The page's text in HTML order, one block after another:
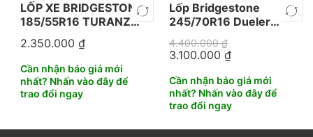
LỐP XE BRIDGESTONE
185/55R16 TURANZA
T06
2.350.000 ₫
Cần nhận báo giá mới
nhất? Nhấn vào đây để
trao đổi ngay
Lốp Bridgestone
245/70R16 Dueler
689
4.400.000₫
3.100.000 ₫
Cần nhận báo giá mới
nhất? Nhấn vào đây để
trao đổi ngay